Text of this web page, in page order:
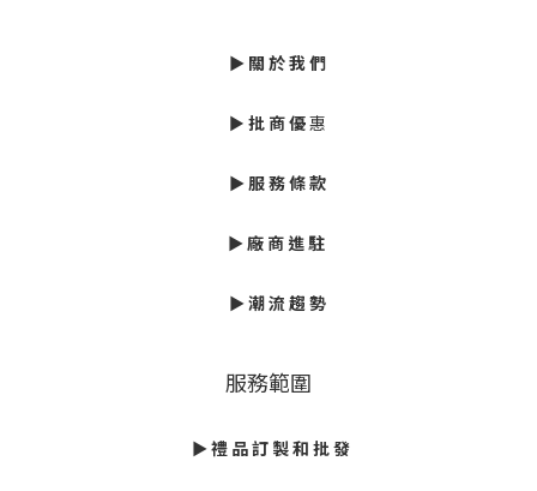
► 關 於 我 們
► 批 商 優惠
► 服 務 條 款
►廠 商 進 駐
►潮 流 趨 勢
服務範圍
► 禮 品 訂 製 和 批 發